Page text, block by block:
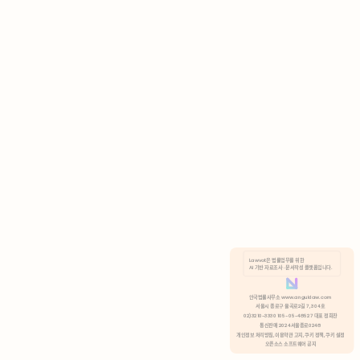
분석 쿠키 허용
Lawvot은 법률업무를 위한
AI 기반 자료조사 · 문서작성 플랫폼입니다.
안국법률사무소 www.anguklaw.com
서울시 종로구 율곡로2길 7, 304호
02)3210-3330 105-05-48527 대표 정희찬
통신판매 2024서울종로0248
개인정보 처리방침, 이용약관 고지, 쿠키 정책, 쿠키 설정
오픈소스 소프트웨어 공지